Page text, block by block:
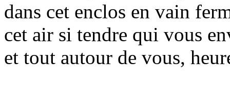
dans cet enclos en vain
cet air si tendre qui vous
et tout autour de vous,